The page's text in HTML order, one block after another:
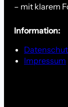
– mit klarem
Information:
Impressum